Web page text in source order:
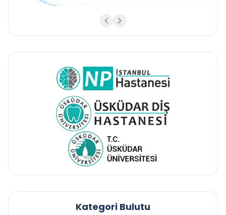
Kategori Bulutu